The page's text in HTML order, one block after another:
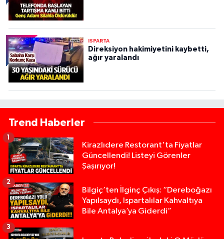
ISPARTA
Direksiyon hakimiyetini kaybetti,
ağır yaralandı
Trend Haberler
Kirazlıdere Restorant'ta Fiyatlar
Güncellendi! Listeyi Görenler
Şaşırıyor!
1
Bilgiç’ten İlginç Çıkış: “Dereboğazı
Yapılsaydı, Ispartalılar Kahvaltıya
Bile Antalya’ya Giderdi”
2
3